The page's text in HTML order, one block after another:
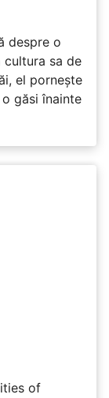
despre o
cultura sa de
el pornește
găsi înainte
of